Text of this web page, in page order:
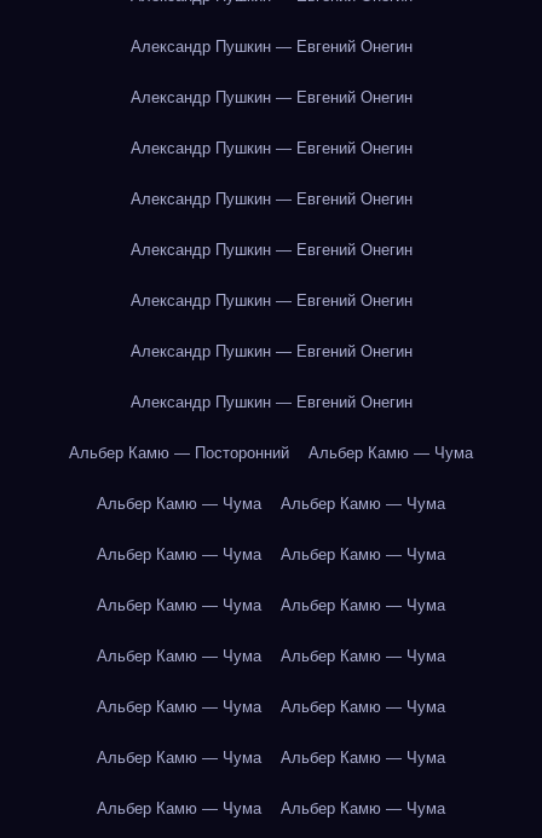
Александр Пушкин — Евгений Онегин
Александр Пушкин — Евгений Онегин
Александр Пушкин — Евгений Онегин
Александр Пушкин — Евгений Онегин
Александр Пушкин — Евгений Онегин
Александр Пушкин — Евгений Онегин
Александр Пушкин — Евгений Онегин
Александр Пушкин — Евгений Онегин
Альбер Камю — Посторонний Альбер Камю — Чума
Альбер Камю — Чума Альбер Камю — Чума
Альбер Камю — Чума Альбер Камю — Чума
Альбер Камю — Чума Альбер Камю — Чума
Альбер Камю — Чума Альбер Камю — Чума
Альбер Камю — Чума Альбер Камю — Чума
Альбер Камю — Чума Альбер Камю — Чума
Альбер Камю — Чума Альбер Камю — Чума